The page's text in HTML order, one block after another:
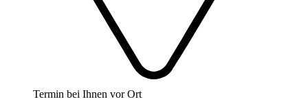
Termin bei Ihnen vor Ort